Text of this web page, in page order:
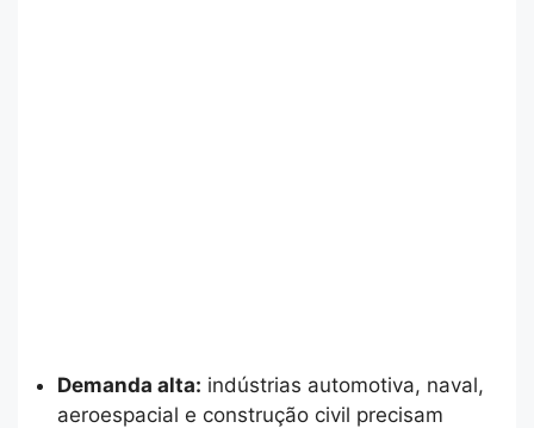
Demanda alta: indústrias automotiva, naval,
aeroespacial e construção civil precisam